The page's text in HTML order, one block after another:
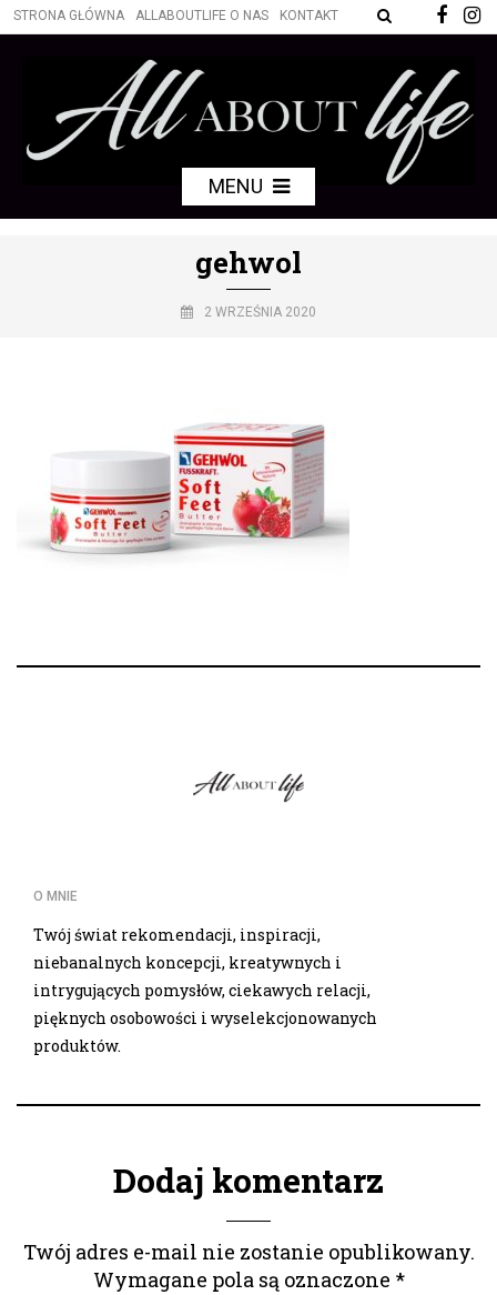
STRONA GŁÓWNA ALLABOUTLIFE O NAS KONTAKT
MENU
gehwol
2 WRZEŚNIA 2020
O MNIE
Twój świat rekomendacji, inspiracji,
niebanalnych koncepcji, kreatywnych i
intrygujących pomysłów, ciekawych relacji,
pięknych osobowości i wyselekcjonowanych
produktów.
Dodaj komentarz
Twój adres e-mail nie zostanie opublikowany.
Wymagane pola są oznaczone *